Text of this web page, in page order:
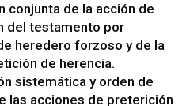
conjunta de la acción de
del testamento por
heredero forzoso y de la
de herencia.
sistemática y orden de
las acciones de preterición